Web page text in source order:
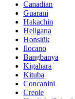
Canadian
Guarani
Hakachin
Heligana
Honslük
Ilocano
Bangbanya
Kigahara
Kituba
Concanini
Creole